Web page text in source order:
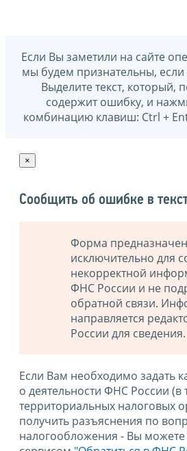
Если Вы заметили на сайте
мы будем признательны,
Выделите текст,
содержит ошибку, и
комбинацию клавиш: Ctrl +
×
Сообщить об ошибке в
Форма
исключительно для
некорректной
ФНС России и не
обратной связи.
направляется
России для сведения.
Если Вам необходимо задать
о деятельности ФНС России (в
территориальных налоговых
получить разъяснения по
налогообложения - Вы можете